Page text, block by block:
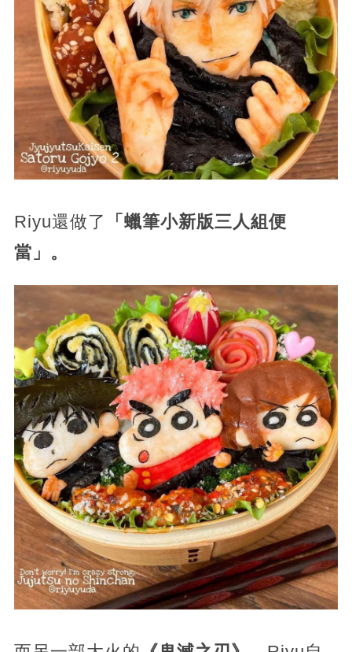
Riyu還做了
「蠟筆小新版三人組便
當」。